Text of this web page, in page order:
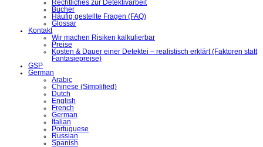
Rechtliches zur Detektivarbeit
Bücher
Häufig gestellte Fragen (FAQ)
Glossar
Kontakt
Wir machen Risiken kalkulierbar
Preise
Kosten & Dauer einer Detektei – realistisch erklärt (Faktoren statt
Fantasiepreise)
GSP
German
Arabic
Chinese (Simplified)
Dutch
English
French
German
Italian
Portuguese
Russian
Spanish